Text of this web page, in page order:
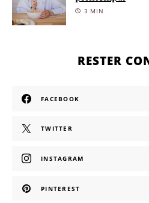
3 MIN
RESTER
FACEBOOK
TWITTER
INSTAGRAM
PINTEREST